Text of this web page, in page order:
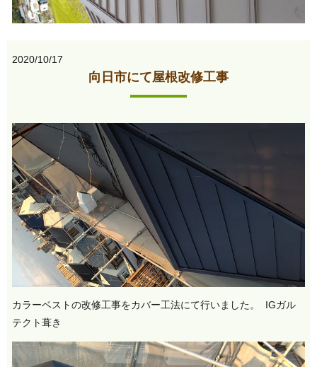
2020/10/17
向日市にて屋根改修工事
カラーベストの改修工事をカバー工法にて行いました。 IGガル
テクト葺き